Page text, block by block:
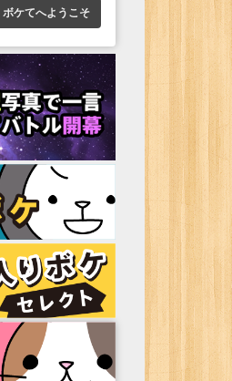
ボケてへようこそ